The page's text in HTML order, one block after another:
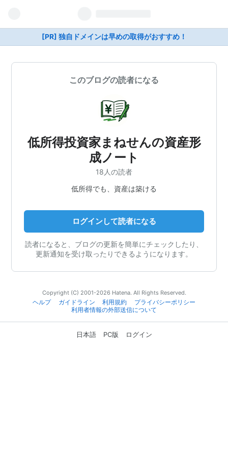
[PR] 独自ドメインは早めの取得がおすすめ！
このブログの読者になる
低所得投資家まねせんの資産形
成ノート
18人の読者
低所得でも、資産は築ける
ログインして読者になる
読者になると、ブログの更新を簡単にチェックしたり、
更新通知を受け取ったりできるようになります。
Copyright (C) 2001-2026 Hatena. All Rights Reserved.
ヘルプ
ガイドライン 利用規約
プライバシーポリシー
利用者情報の外部送信について
日本語 PC版 ログイン